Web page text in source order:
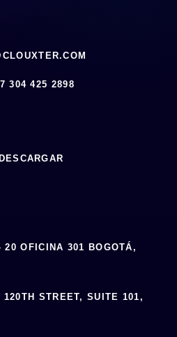
304 425 2898
DESCARGAR
20 OFICINA 301 BOGOTÁ,
120TH STREET, SUITE 101,